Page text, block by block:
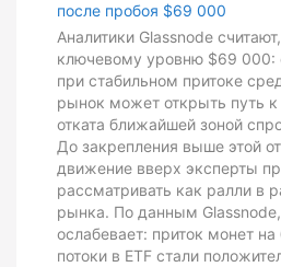
после пробоя $69 000
Аналитики Glassnode
ключевому уровню $69 000:
при стабильном притоке
рынок может открыть путь
отката ближайшей зоной
До закрепления выше этой
движение вверх эксперты
рассматривать как ралли в
рынка. По данным
ослабевает: приток монет
потоки в ETF стали